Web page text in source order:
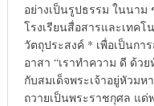
อย่างเป็นรูปธรรม ในนา
โรงเรียนสื่อสารและเทคโ
วัตถุประสงค์ * เพื่อเป็นกา
อาสา “เราทำความ ดี ด้ว
กับสมเด็จพระเจ้าอยู่หัวม
ถวายเป็นพระราชกุศล แด่